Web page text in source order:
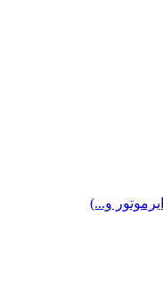
و...)